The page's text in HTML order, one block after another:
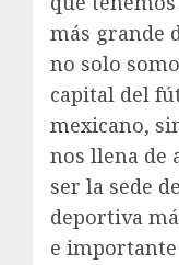
más grande
no solo
capital del
mexicano,
nos llena de
ser la sede
deportiva
e